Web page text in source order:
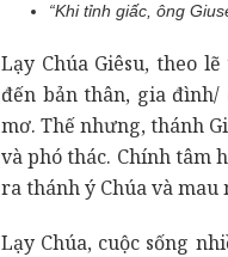
“Khi tỉnh giấc, ông
Lạy Chúa Giêsu, theo
đến bản thân, gia
mơ. Thế nhưng, thánh
và phó thác. Chính tâm
ra thánh ý Chúa và mau
Lạy Chúa, cuộc sống